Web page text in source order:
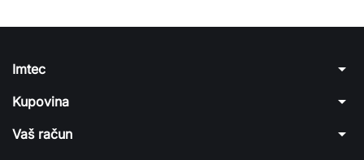
Imtec arrow_drop_down
Kupovina arrow_drop_down
Vaš račun arrow_drop_down